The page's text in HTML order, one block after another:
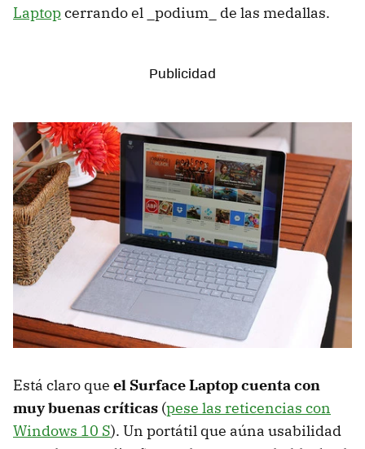
Laptopcerrando el _podium_ de las medallas.
Está claro que el Surface Laptop cuenta con
muy buenas críticas (pese las reticencias con
Windows 10 S). Un portátil que aúna usabilidad